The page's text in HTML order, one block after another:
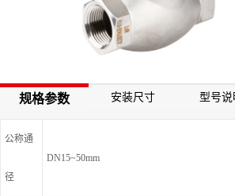
规格参数 安装尺寸 型号说
公称通
径
DN15~50mm